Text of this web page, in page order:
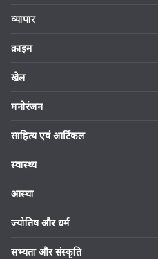
व्यापार
क्राइम
खेल
मनोरंजन
साहित्य एवं आर्टिकल
स्वास्थ्य
आस्था
ज्योतिष और धर्म
सभ्यता और संस्कृति